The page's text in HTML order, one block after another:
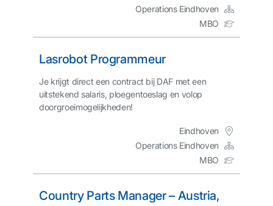
Operations Eindhoven
MBO
Lasrobot Programmeur
Je krijgt direct een contract bij DAF met een
uitstekend salaris, ploegentoeslag en volop
doorgroeimogelijkheden!
Eindhoven
Operations Eindhoven
MBO
Country Parts Manager – Austria,